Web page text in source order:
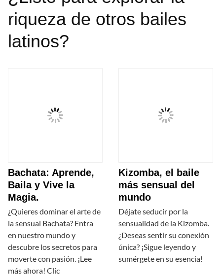
riqueza de otros bailes
latinos?
Bachata: Aprende,
Baila y Vive la
Magia.
¿Quieres dominar el arte de
la sensual Bachata? Entra
en nuestro mundo y
descubre los secretos para
moverte con pasión. ¡Lee
más ahora! Clic
Kizomba, el baile
más sensual del
mundo
Déjate seducir por la
sensualidad de la Kizomba.
¿Deseas sentir su conexión
única? ¡Sigue leyendo y
sumérgete en su esencia!